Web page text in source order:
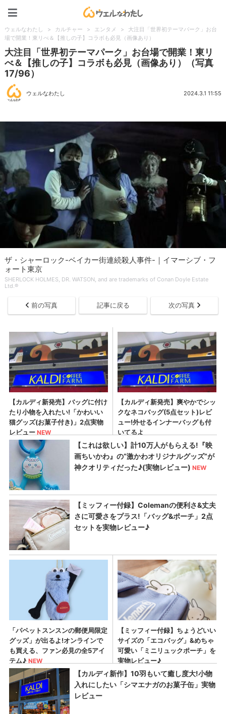
ウェルなわたし > カルチャー > エンタメ >
大注目「世界初テーマパーク」お台
場で開業！東リべ＆【推しの子】コラボも必見（画像あり）
大注目「世界初テーマパーク」お台場で開業！東リ
べ＆【推しの子】コラボも必見（画像あり）（写真
17/96）
ウェルなわたし 2024.3.1 11:55
ザ・シャーロック-ベイカー街連続殺人事件-｜イマーシブ・フ
ォート東京
SHERLOCK HOLMES, DR. WATSON, and are trademarks of Conan Doyle Estate
Ltd.®
前の写真 記事に戻る 次の写真